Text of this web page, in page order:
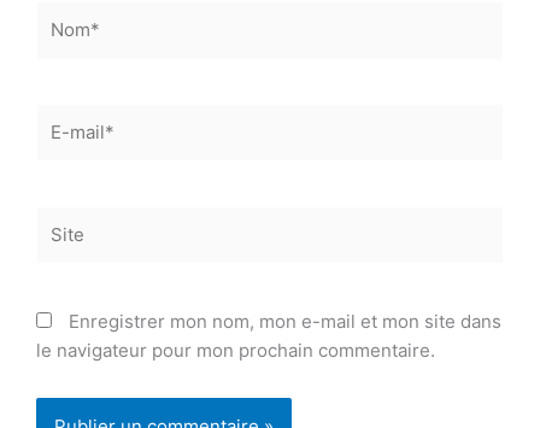
mail*
Enregistrer mon nom, mon e-mail et mon site dans
le navigateur pour mon prochain commentaire.